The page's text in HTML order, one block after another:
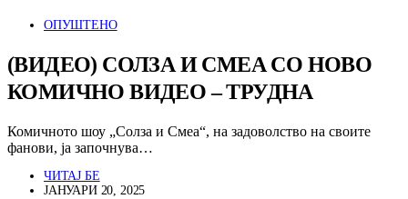
ОПУШТЕНО
(ВИДЕО) СОЛЗА И СМЕА СО НОВО
КОМИЧНО ВИДЕО – ТРУДНА
Комичното шоу „Солза и Смеа“, на задоволство на своите
фанови, ја започнува…
ЧИТАЈ БЕ
ЈАНУАРИ 20, 2025